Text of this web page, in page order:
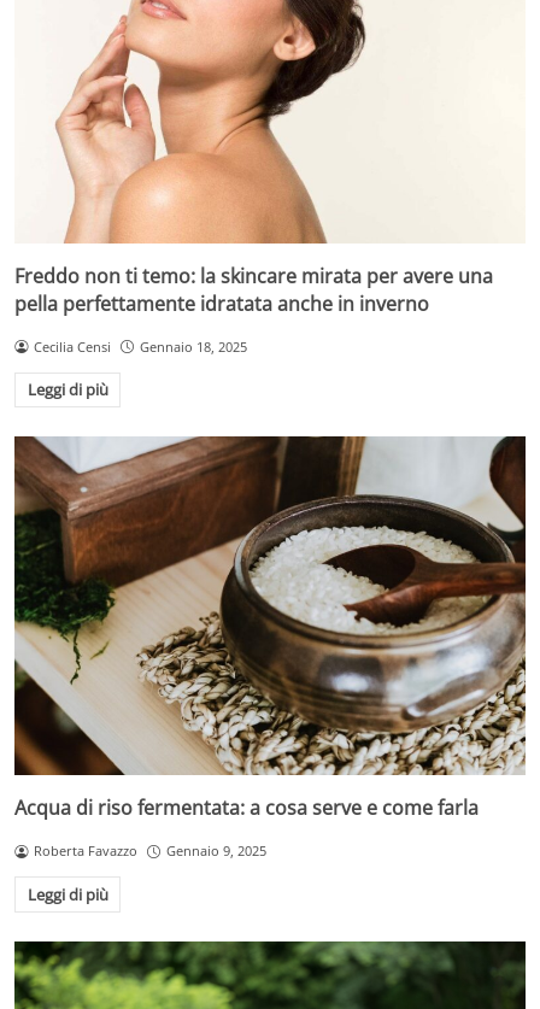
Freddo non ti temo: la skincare mirata per avere una
pella perfettamente idratata anche in inverno
Cecilia Censi Gennaio 18, 2025
Leggi di più
Acqua di riso fermentata: a cosa serve e come farla
Roberta Favazzo Gennaio 9, 2025
Leggi di più